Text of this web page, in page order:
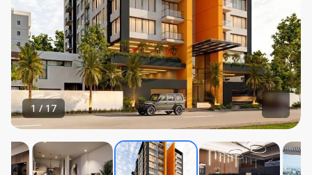
1/17